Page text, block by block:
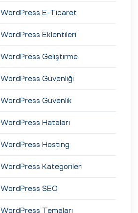
WordPress E-Ticaret
WordPress Eklentileri
WordPress Geliştirme
WordPress Güvenliği
WordPress Güvenlik
WordPress Hataları
WordPress Hosting
WordPress Kategorileri
WordPress SEO
WordPress Temaları